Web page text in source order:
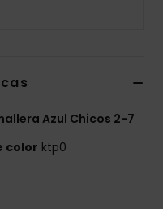
Azul Chicos 2-7
color ktp0